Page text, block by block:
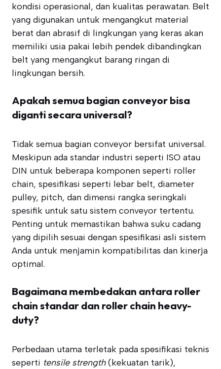
kondisi operasional, dan kualitas perawatan. Belt
yang digunakan untuk mengangkut material
berat dan abrasif di lingkungan yang keras akan
memiliki usia pakai lebih pendek dibandingkan
belt yang mengangkut barang ringan di
lingkungan bersih.
Apakah semua bagian conveyor bisa
diganti secara universal?
Tidak semua bagian conveyor bersifat universal.
Meskipun ada standar industri seperti ISO atau
DIN untuk beberapa komponen seperti roller
chain, spesifikasi seperti lebar belt, diameter
pulley, pitch, dan dimensi rangka seringkali
spesifik untuk satu sistem conveyor tertentu.
Penting untuk memastikan bahwa suku cadang
yang dipilih sesuai dengan spesifikasi asli sistem
Anda untuk menjamin kompatibilitas dan kinerja
optimal.
Bagaimana membedakan antara roller
chain standar dan roller chain heavy-
duty?
Perbedaan utama terletak pada spesifikasi teknis
seperti tensile strength(kekuatan tarik),